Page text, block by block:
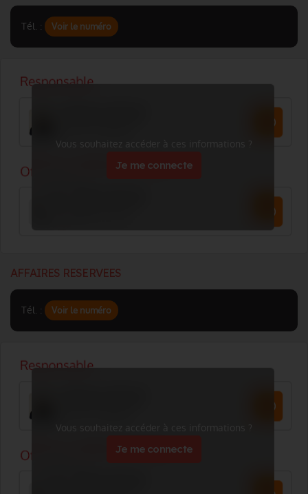
Tél. : Voir le numéro
Vous souhaitez accéder à ces informations ?
Je me connecte
AFFAIRES RESERVEES
Tél. : Voir le numéro
Vous souhaitez accéder à ces informations ?
Je me connecte